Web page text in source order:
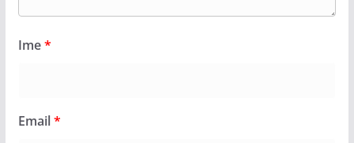
Ime*
Email*